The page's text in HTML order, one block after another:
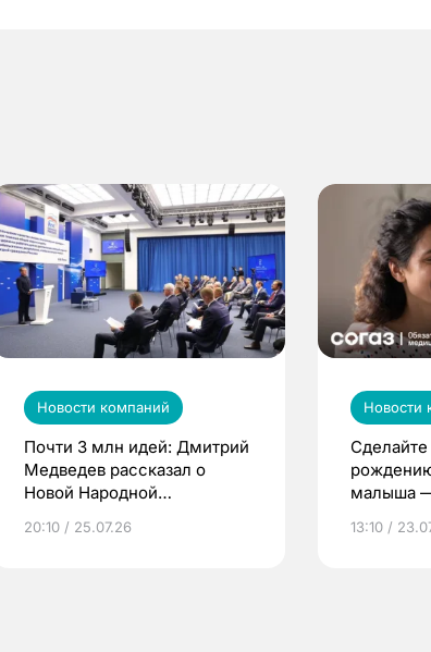
Новости компаний
Почти 3 млн идей: Дмитрий
Медведев рассказал о
Новой Народной
20:10 / 25.07.26
Новости
малыша
по ОМС!
13:10 /